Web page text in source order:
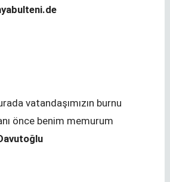
vatandaşımızın burnu
önce benim memurum